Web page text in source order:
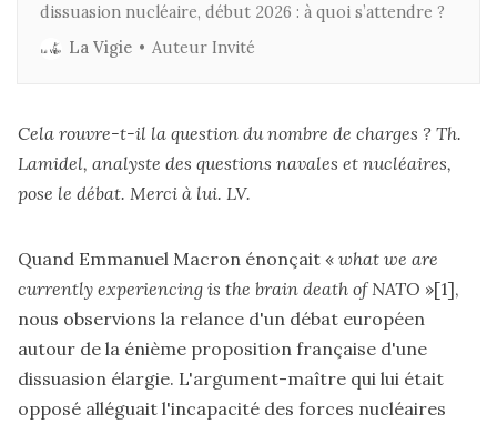
dissuasion nucléaire, début 2026 : à quoi s’attendre ?
La Vigie
Auteur Invité
Cela rouvre-t-il la question du nombre de charges ? Th.
Lamidel, analyste des questions navales et nucléaires,
pose le débat. Merci à lui. LV.
Quand Emmanuel Macron énonçait « what we are
currently experiencing is the brain death of NATO »[1],
nous observions la relance d'un débat européen
autour de la énième proposition française d'une
dissuasion élargie. L'argument-maître qui lui était
opposé alléguait l'incapacité des forces nucléaires